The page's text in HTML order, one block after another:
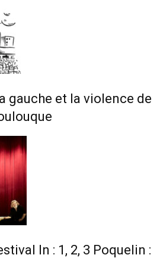
gauche et la violence de
In : 1, 2, 3 Poquelin :